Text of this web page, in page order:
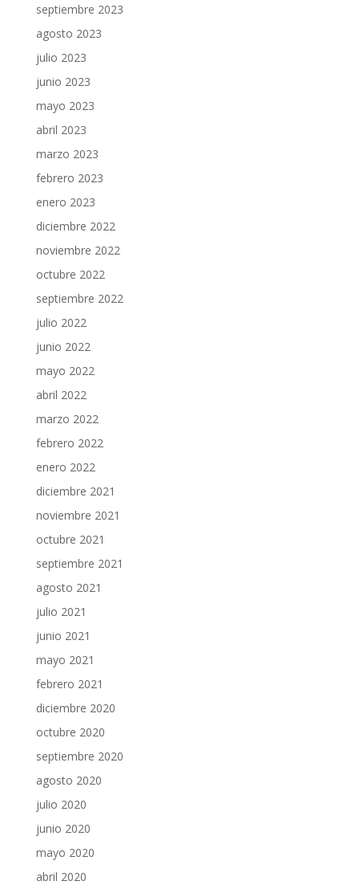
septiembre 2023
agosto 2023
julio 2023
junio 2023
mayo 2023
abril 2023
marzo 2023
febrero 2023
enero 2023
diciembre 2022
noviembre 2022
octubre 2022
septiembre 2022
julio 2022
junio 2022
mayo 2022
abril 2022
marzo 2022
febrero 2022
enero 2022
diciembre 2021
noviembre 2021
octubre 2021
septiembre 2021
agosto 2021
julio 2021
junio 2021
mayo 2021
febrero 2021
diciembre 2020
octubre 2020
septiembre 2020
agosto 2020
julio 2020
junio 2020
mayo 2020
abril 2020